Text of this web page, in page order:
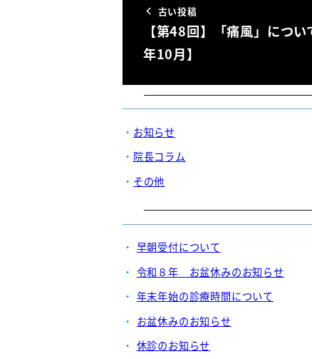
古い投稿
【第48回】「痛風」につ
年10月】
お知らせ
院長コラム
その他
早朝受付について
令和８年 お盆休みのお知らせ
年末年始の診療時間について
お盆休みのお知らせ
休診のお知らせ